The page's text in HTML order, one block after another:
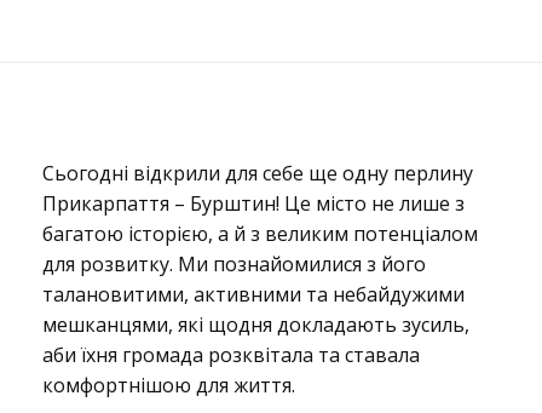
Б
у
р
Сьогодні відкрили для себе ще одну перлину
Прикарпаття – Бурштин! Це місто не лише з
багатою історією, а й з великим потенціалом
для розвитку. Ми познайомилися з його
талановитими, активними та небайдужими
мешканцями, які щодня докладають зусиль,
аби їхня громада розквітала та ставала
комфортнішою для життя.